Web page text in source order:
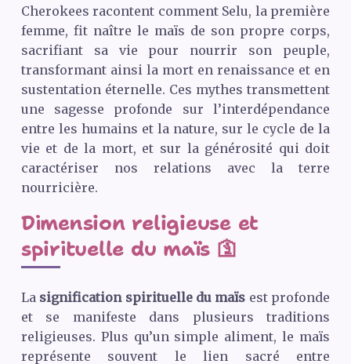
Cherokees racontent comment Selu, la première
femme, fit naître le maïs de son propre corps,
sacrifiant sa vie pour nourrir son peuple,
transformant ainsi la mort en renaissance et en
sustentation éternelle. Ces mythes transmettent
une sagesse profonde sur l’interdépendance
entre les humains et la nature, sur le cycle de la
vie et de la mort, et sur la générosité qui doit
caractériser nos relations avec la terre
nourricière.
Dimension religieuse et
spirituelle du maïs 🛐
La signification spirituelle du maïs est profonde
et se manifeste dans plusieurs traditions
religieuses. Plus qu’un simple aliment, le maïs
représente souvent le lien sacré entre